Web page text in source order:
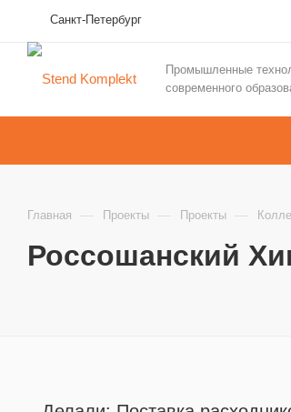
Санкт-Петербург
Промышленные
современного
Главная — Проекты — Проекты —
Россошанский